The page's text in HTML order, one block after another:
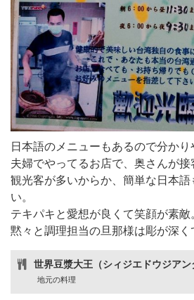
日本語のメニューもあるので分かり
夫婦でやってるお店で、奥さんが接
観光客が多いからか、簡単な日本語
い。
テキパキと愛想が良くて笑顔が素敵
黙々と調理担当の旦那様は彫が深く
世界豆漿大王（シィジエドウジアン
地元の料理